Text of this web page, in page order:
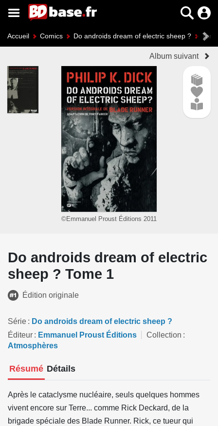
Accueil Comics Do androids dream of electric sheep ?
Album suivant
©Emmanuel Proust Éditions 2011
Do androids dream of electric
sheep ? Tome 1
Édition originale
Série
Do androids dream of electric sheep ?
Éditeur
Emmanuel Proust Éditions
Collection
Atmosphères
Résumé Détails
Après le cataclysme nucléaire, seuls quelques hommes
vivent encore sur Terre... comme Rick Deckard, de la
brigade spéciale des Blade Runner. Rick, ce tueur qui